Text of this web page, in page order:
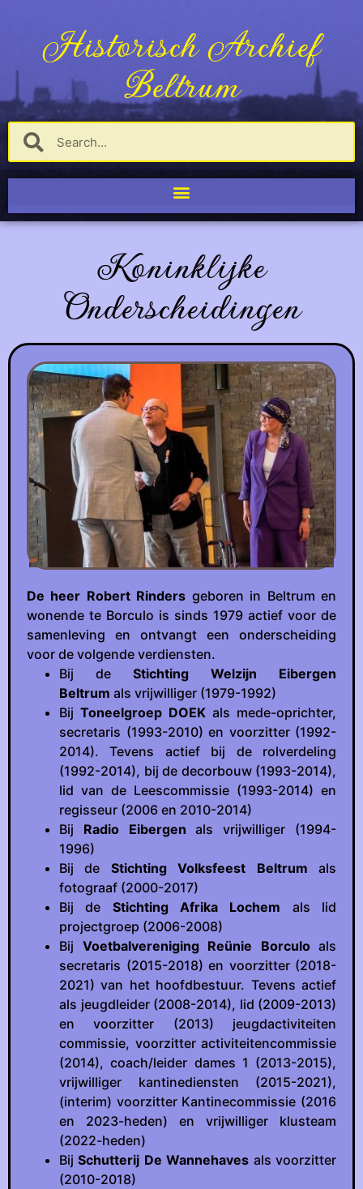
Historisch Archief
Beltrum
Koninklijke
Onderscheidingen
De heer Robert Rinders geboren in Beltrum en
wonende te Borculo is sinds 1979 actief voor de
samenleving en ontvangt een onderscheiding
voor de volgende verdiensten.
Bij de Stichting Welzijn Eibergen
Beltrum als vrijwilliger (1979-1992)
Bij Toneelgroep DOEK als mede-oprichter,
secretaris (1993-2010) en voorzitter (1992-
2014). Tevens actief bij de rolverdeling
(1992-2014), bij de decorbouw (1993-2014),
lid van de Leescommissie (1993-2014) en
regisseur (2006 en 2010-2014)
Bij Radio Eibergen als vrijwilliger (1994-
1996)
Bij de Stichting Volksfeest Beltrum als
fotograaf (2000-2017)
Bij de Stichting Afrika Lochem als lid
projectgroep (2006-2008)
Bij Voetbalvereniging Reünie Borculoals
secretaris (2015-2018) en voorzitter (2018-
2021) van het hoofdbestuur. Tevens actief
als jeugdleider (2008-2014), lid (2009-2013)
en voorzitter (2013) jeugdactiviteiten
commissie, voorzitter activiteitencommissie
(2014), coach/leider dames 1 (2013-2015),
vrijwilliger kantinediensten (2015-2021),
(interim) voorzitter Kantinecommissie (2016
en 2023-heden) en vrijwilliger klusteam
(2022-heden)
BijSchutterij De Wannehaves als voorzitter
(2010-2018)